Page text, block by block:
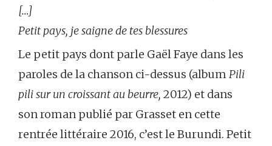
[…]
Petit pays, je saigne de tes blessures
Le petit pays dont parle Gaël Faye dans les
paroles de la chanson ci-dessus (album Pili
pili sur un croissant au beurre, 2012) et dans
son roman publié par Grasset en cette
rentrée littéraire 2016, c’est le Burundi. Petit